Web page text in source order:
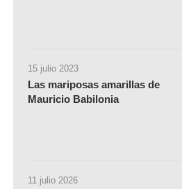
15 julio 2023
Las mariposas amarillas de
Mauricio Babilonia
11 julio 2026